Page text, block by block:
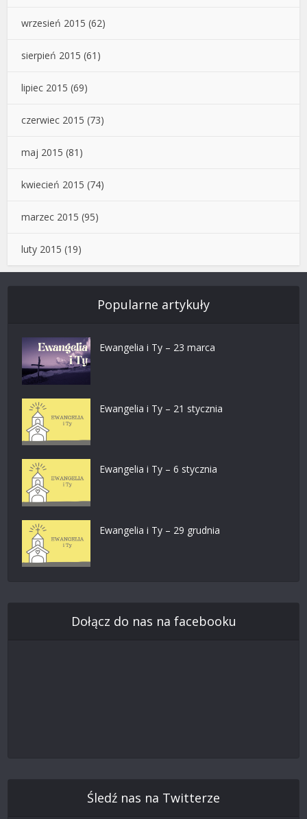
wrzesień 2015 (62)
sierpień 2015 (61)
lipiec 2015 (69)
czerwiec 2015 (73)
maj 2015 (81)
kwiecień 2015 (74)
marzec 2015 (95)
luty 2015 (19)
Popularne artykuły
Ewangelia i Ty – 23 marca
Ewangelia i Ty – 21 stycznia
Ewangelia i Ty – 6 stycznia
Ewangelia i Ty – 29 grudnia
Dołącz do nas na facebooku
Śledź nas na Twitterze